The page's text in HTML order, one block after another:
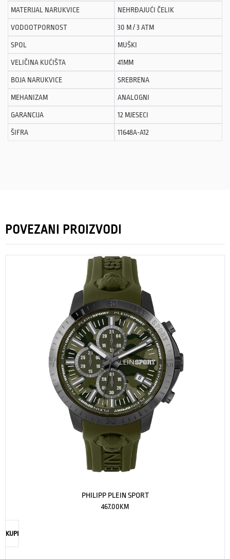
MATERIJAL NARUKVICE NEHRĐAJUĆI ČELIK
VODOOTPORNOST 30 M / 3 ATM
SPOL MUŠKI
VELIČINA KUĆIŠTA 41MM
BOJA NARUKVICE SREBRENA
MEHANIZAM ANALOGNI
GARANCIJA 12 MJESECI
ŠIFRA 11648A-A12
POVEZANI PROIZVODI
PHILIPP PLEIN SPORT
467.00KM
KUPI